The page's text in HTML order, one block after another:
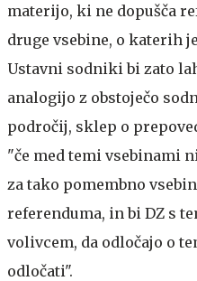
materijo, ki ne dopušča
druge vsebine, o katerih
Ustavni sodniki bi zato
analogijo z obstoječo
področij, sklep o
"če med temi vsebinami
za tako pomembno
referenduma, in bi DZ s
volivcem, da odločajo o
odločati".